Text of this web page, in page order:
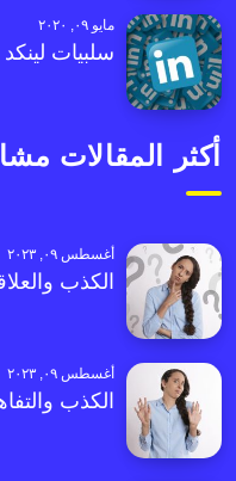
مايو ٠٩, ٢٠٢٠
سلبيات
أكثر المقالات
أغسطس ٠٩, ٢٠٢٣
الكذب
أغسطس ٠٩, ٢٠٢٣
الكذب